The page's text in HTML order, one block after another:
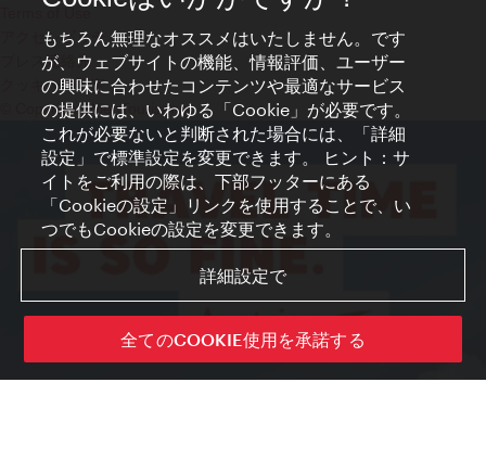
アクセシビリティ
プレス連絡先
クッキーの設定
© Copyright WienTourismus
もちろん無理なオススメはいたしません。です
が、ウェブサイトの機能、情報評価、ユーザー
の興味に合わせたコンテンツや最適なサービス
の提供には、いわゆる「Cookie」が必要です。
これが必要ないと判断された場合には、「詳細
設定」で標準設定を変更できます。 ヒント：サ
イトをご利用の際は、下部フッターにある
「Cookieの設定」リンクを使用することで、い
つでもCookieの設定を変更できます。
詳細設定で
全てのCOOKIE使用を承諾する